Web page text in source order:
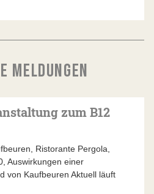
MELDUNGEN
zum B12
Ristorante Pergola,
Auswirkungen einer
von Kaufbeuren Aktuell läuft